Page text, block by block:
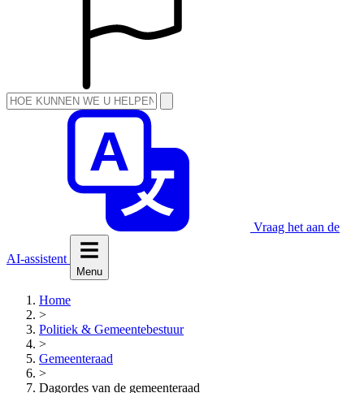
Vraag het aan de
AI-assistent
Menu
Home
>
Politiek & Gemeentebestuur
>
Gemeenteraad
>
Dagordes van de gemeenteraad